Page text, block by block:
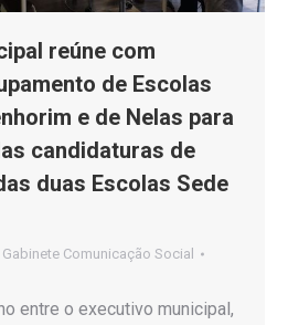
reúne com
de Escolas
e de Nelas para
candidaturas de
duas Escolas Sede
Gabinete Comunicação Social
entre o executivo municipal,